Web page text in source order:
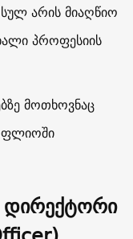
სულ არის მიაღწიო
პროფესიის
მოთხოვნაც
დირექტორი